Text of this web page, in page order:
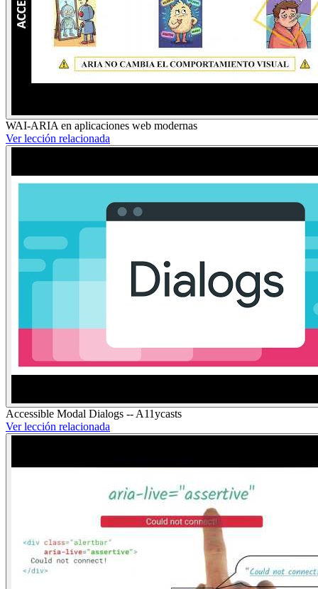
WAI-ARIA en aplicaciones web modernas
Ver lección relacionada
Accessible Modal Dialogs -- A11ycasts
Ver lección relacionada